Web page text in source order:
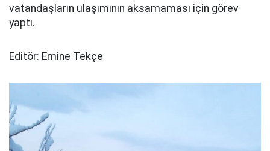
vatandaşların ulaşımının aksamaması için görev
yaptı.
Editör: Emine Tekçe